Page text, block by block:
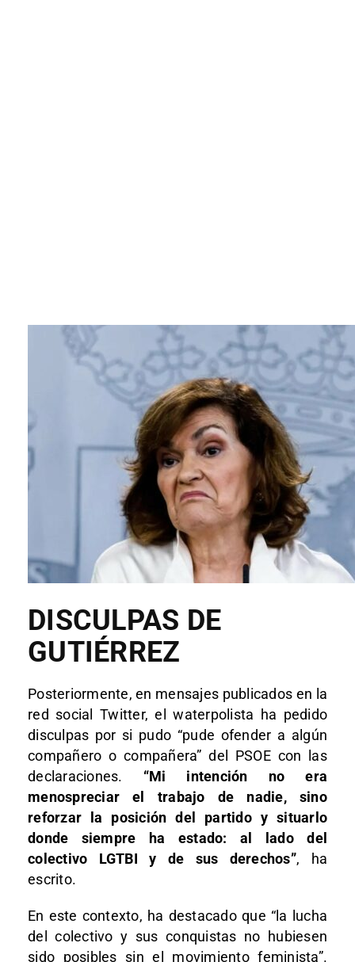
DISCULPAS DE
GUTIÉRREZ
Posteriormente, en mensajes publicados en la
red social Twitter, el waterpolista ha pedido
disculpas por si pudo “pude ofender a algún
compañero o compañera” del PSOE con las
declaraciones. “Mi intención no era
menospreciar el trabajo de nadie, sino
reforzar la posición del partido y situarlo
donde siempre ha estado: al lado del
colectivo LGTBI y de sus derechos”, ha
escrito.
En este contexto, ha destacado que “la lucha
del colectivo y sus conquistas no hubiesen
sido posibles sin el movimiento feminista”.